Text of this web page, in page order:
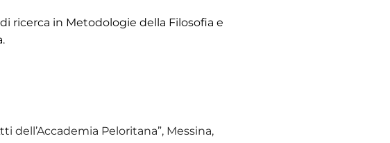
ricerca in Metodologie della Filosofia e
dell’Accademia Peloritana”, Messina,